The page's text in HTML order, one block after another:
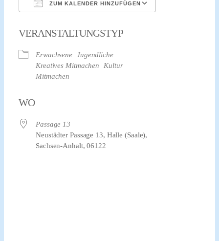
ZUM KALENDER HINZUFÜGEN
VERANSTALTUNGSTYP
Erwachsene Jugendliche
Kreatives Mitmachen
Kultur
Mitmachen
WO
Passage 13
Neustädter Passage 13, Halle (Saale),
Sachsen-Anhalt, 06122